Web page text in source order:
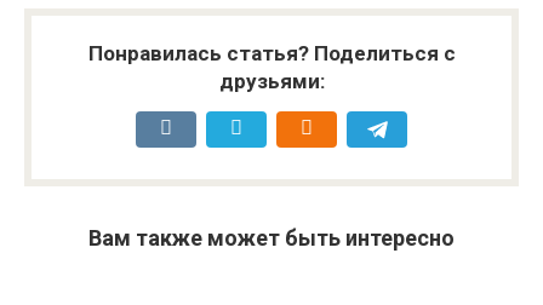
Понравилась статья? Поделиться с
друзьями:
Вам также может быть интересно